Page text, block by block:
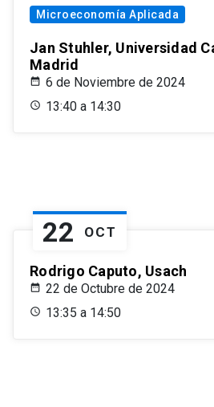
Microeconomía Aplicada
Jan Stuhler, Universidad
Madrid
6 de Noviembre de 2024
13:40 a 14:30
22 OCT
Rodrigo Caputo, Usach
22 de Octubre de 2024
13:35 a 14:50